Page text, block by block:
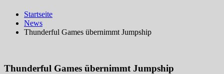
Startseite
News
Thunderful Games übernimmt Jumpship
Thunderful Games übernimmt Jumpship